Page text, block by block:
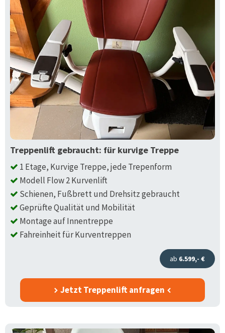
Treppenlift gebraucht: für kurvige Treppe
1 Etage, Kurvige Treppe, jede Trepenform
Modell Flow 2 Kurvenlift
Schienen, Fußbrett und Drehsitz gebraucht
Geprüfte Qualität und Mobilität
Montage auf Innentreppe
Fahreinheit für Kurventreppen
ab 6.599,- €
Jetzt Treppenlift anfragen